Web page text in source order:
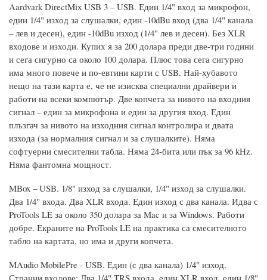
Aardvark DirectMix USB 3 – USB. Един 1/4" вход за микрофон,
един 1/4" изход за слушалки, един -10dBu вход (два 1/4" канала
– лев и десен), един -10dBu изход (1/4" лев и десен). Без XLR
входове и изходи. Купих я за 200 долара преди две-три години
и сега сигурно са около 100 долара. Плюс това сега сигурно
има много повече и по-евтини карти с USB. Най-хубавото
нещо на тази карта е, че не изисква специални драйвери и
работи на всеки компютър. Две копчета за нивото на входния
сигнал – един за микрофона и един за другия вход. Един
плъзгач за нивото на изходния сигнал контролира и двата
изхода (за нормалния сигнал и за слушалките). Няма
софтуерни смесителни табла. Няма 24-бита или пък за 96 kHz.
Няма фантомна мощност.
MBox – USB. 1/8" изход за слушалки, 1/4" изход за слушалки.
Два 1/4" входа. Два XLR входа. Един изход с два канала. Идва с
ProTools LE за около 350 долара за Mac и за Windows. Работи
добре. Екраните на ProTools LE на практика са смесителното
табло на картата, но има и други копчета.
MAudio MobilePre - USB. Един (с два канала) 1/4" изход.